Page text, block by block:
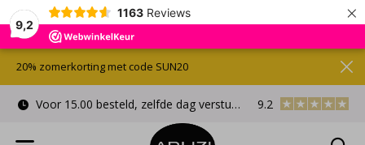
9,2
1163 Reviews ×
Voor 15.00 besteld, zelfde dag verstuurd Gratis
9.2
20% zomerkorting met code SUN20